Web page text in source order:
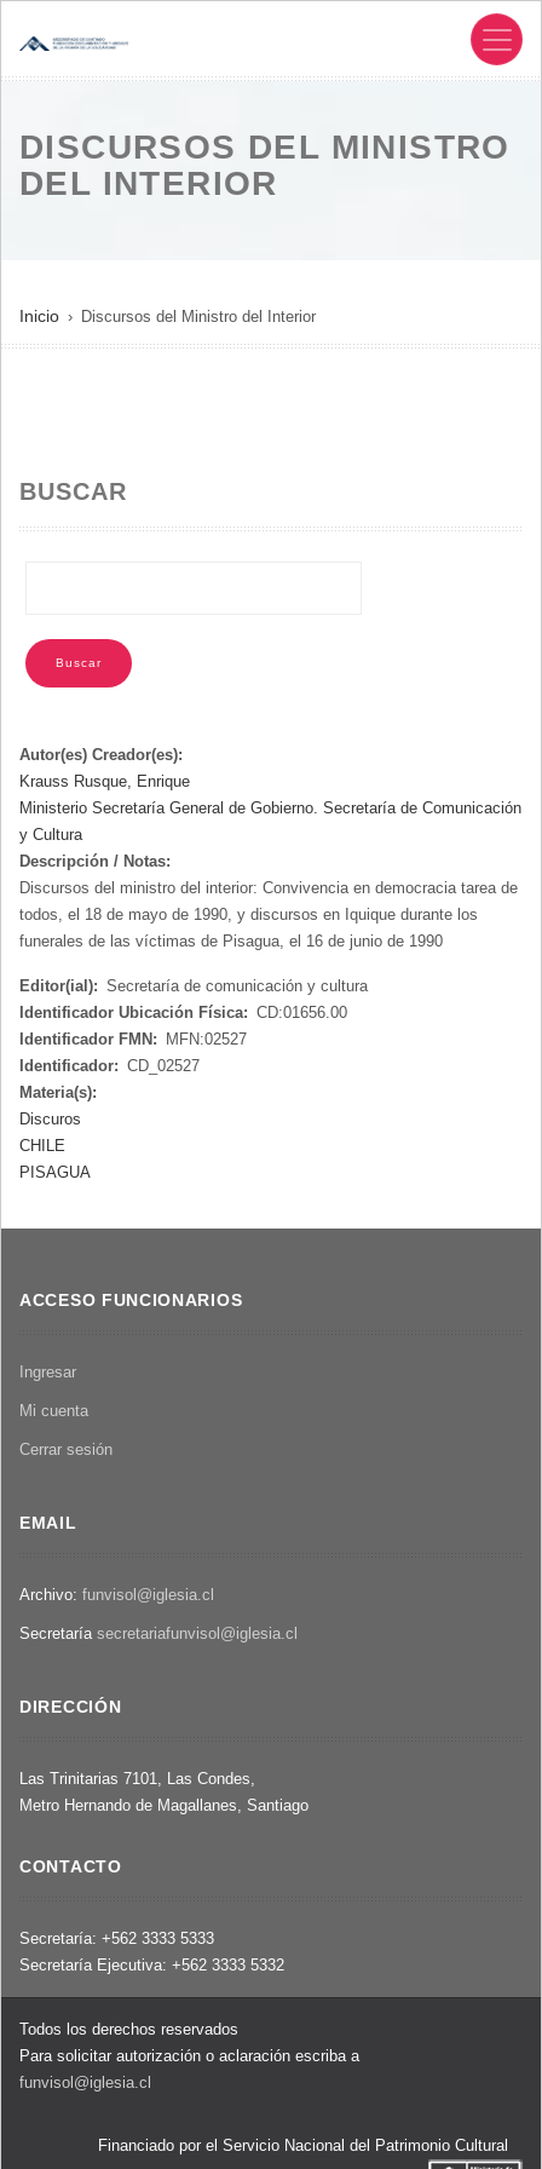
DISCURSOS DEL MINISTRO
DEL INTERIOR
SOBRESCRIBIR
ENLACES
NAVEGACIÓN
Inicio Discursos del Ministro del Interior
BUSCAR
Autor(es) Creador(es):
Krauss Rusque, Enrique
Ministerio Secretaría General de Gobierno. Secretaría de Comunicación
y Cultura
Descripción / Notas:
Discursos del ministro del interior: Convivencia en democracia tarea de
todos, el 18 de mayo de 1990, y discursos en Iquique durante los
funerales de las víctimas de Pisagua, el 16 de junio de 1990
Editor(ial): Secretaría de comunicación y cultura
Identificador Ubicación Física: CD:01656.00
Identificador FMN:
MFN:02527
Identificador: CD_02527
Materia(s):
Discuros
CHILE
PISAGUA
ACCESO FUNCIONARIOS
Ingresar
Mi cuenta
Cerrar sesión
EMAIL
Archivo: funvisol@iglesia.cl
Secretaría secretariafunvisol@iglesia.cl
DIRECCIÓN
Las Trinitarias 7101, Las Condes,
Metro Hernando de Magallanes, Santiago
CONTACTO
Secretaría: +562 3333 5333
Secretaría Ejecutiva: +562 3333 5332
Todos los derechos reservados
Para solicitar autorización o aclaración escriba a
funvisol@iglesia.cl
Financiado por el Servicio Nacional del Patrimonio Cultural